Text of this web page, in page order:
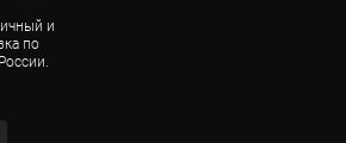
и
по